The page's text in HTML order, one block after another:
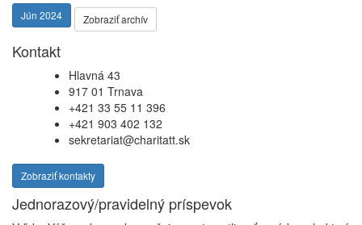
Jún 2024 Zobraziť archív
Kontakt
Hlavná 43
917 01 Trnava
+421 33 55 11 396
+421 903 402 132
sekretariat@charitatt.sk
Zobraziť kontakty
Jednorazový/pravidelný príspevok